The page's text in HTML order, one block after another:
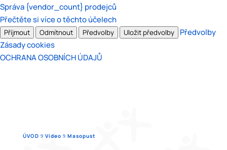
Správa {vendor_count} prodejců
Přečtěte si více o těchto účelech
Příjmout Odmítnout Předvolby Uložit předvolby
Předvolby
Zásady cookies
OCHRANA OSOBNÍCH ÚDAJŮ
ÚVOD 9 Video 9 Masopust